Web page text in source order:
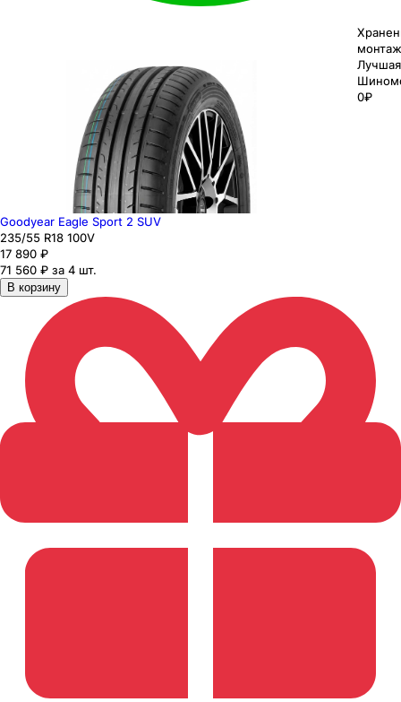
0₽
Goodyear Eagle Sport 2 SUV
235/55 R18 100V
17 890 ₽
71 560 ₽ за 4 шт.
В корзину